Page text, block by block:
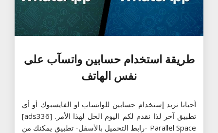
طريقة استخدام حسابين واتسآب على
نفس الهاتف
أحيانا نريد إستخدام حسابين للواتساب او الفايسبوك أو أي
تطبيق آخر لذا نقدم لكم اليوم الحل لهذا الأمر. [ads336]
Parallel Space -رابط التحميل بالأسفل- تطبيق يمكنك من